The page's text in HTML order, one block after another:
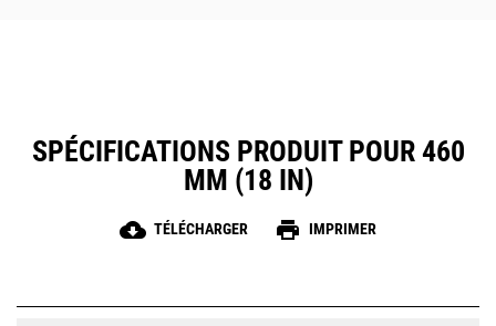
SPÉCIFICATIONS PRODUIT POUR 460
MM (18 IN)
cloud_download TÉLÉCHARGER print IMPRIMER